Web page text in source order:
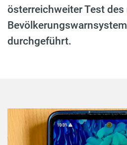
österreichweiter Test des
durchgeführt.